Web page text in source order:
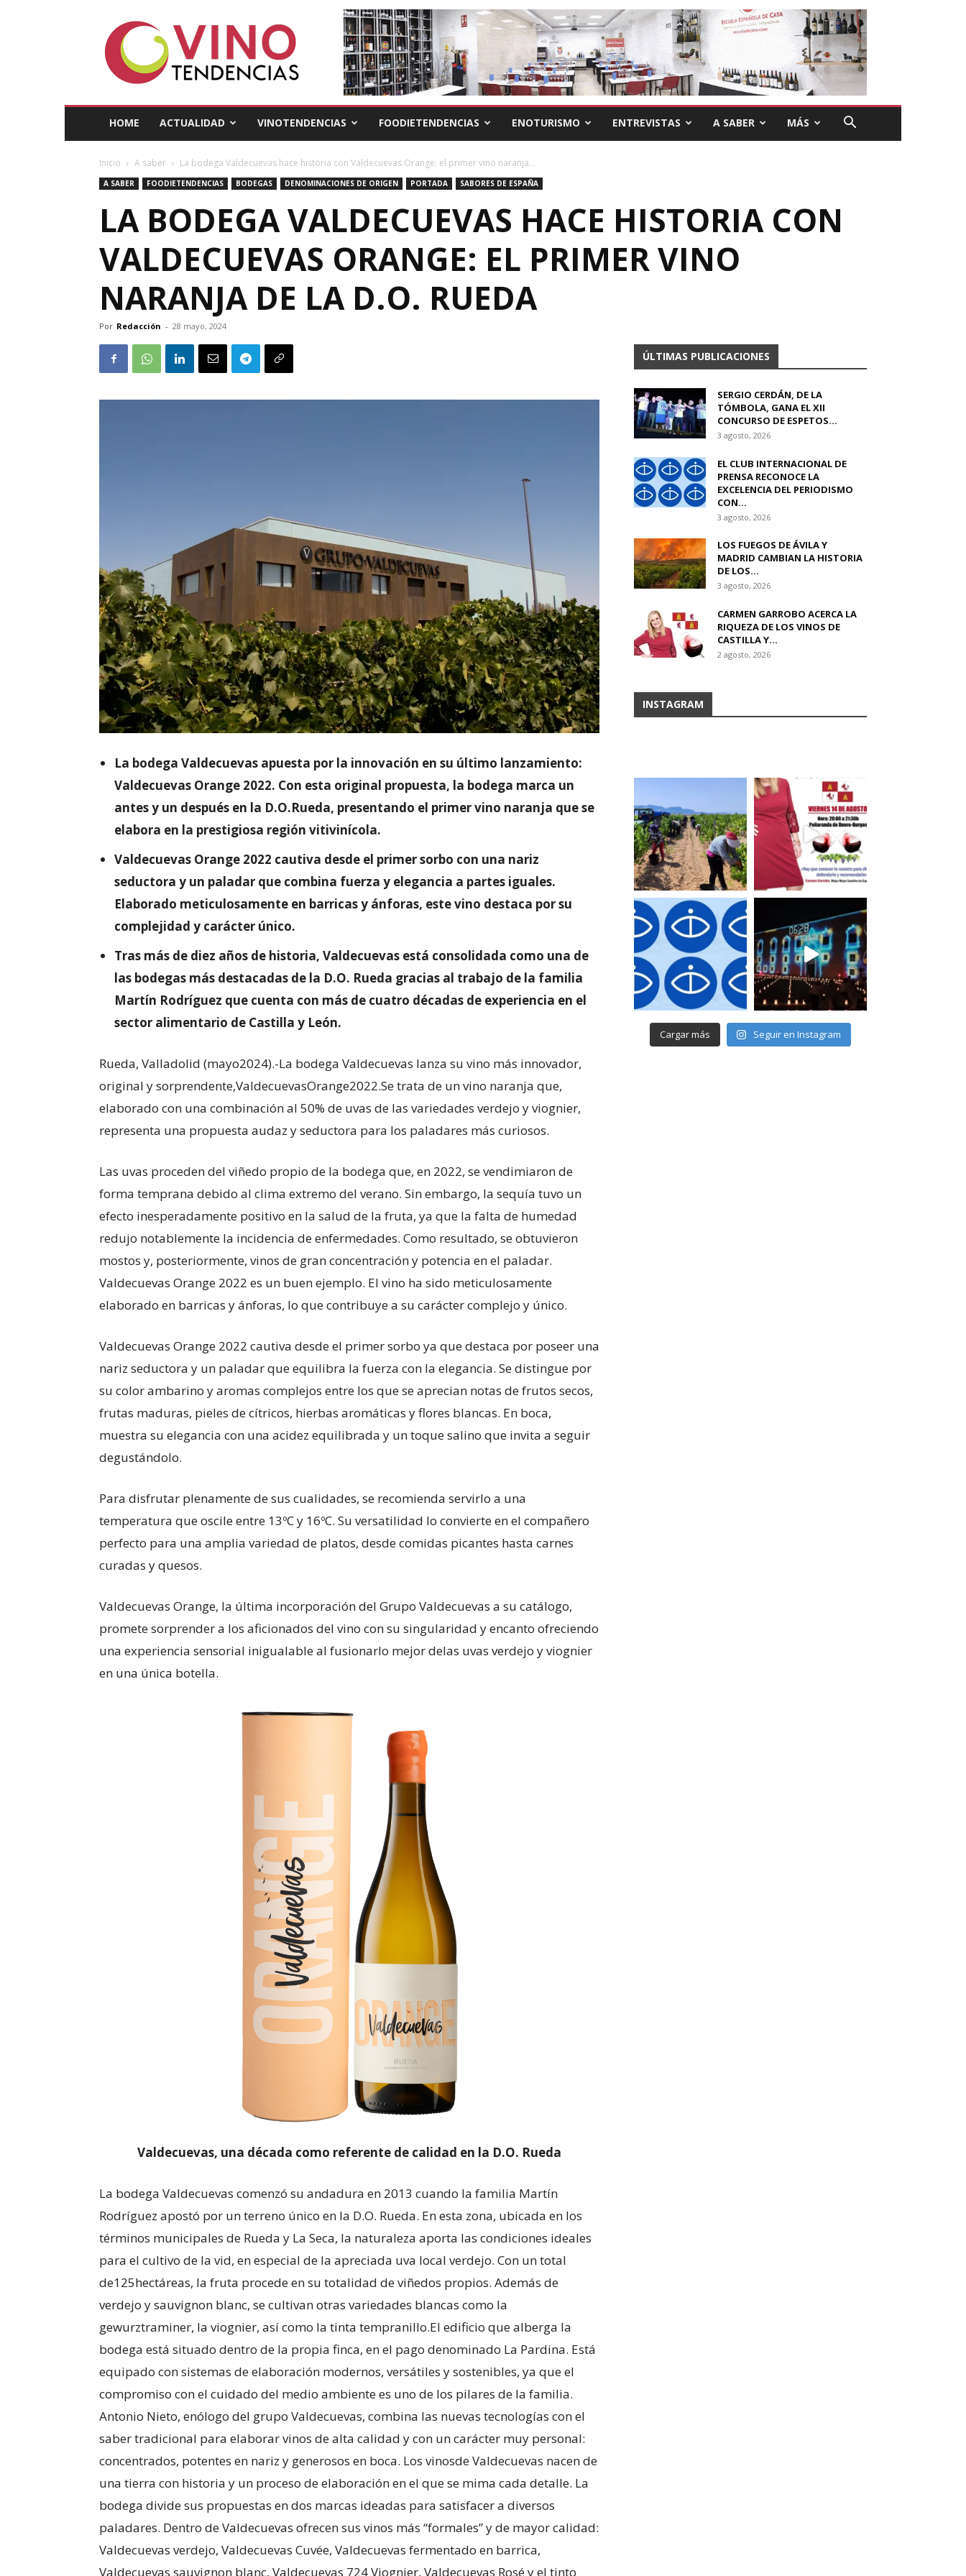
Vino
Tendencias
HOME ACTUALIDAD VINOTENDENCIAS FOODIETENDENCIAS ENOTURISMO ENTREVISTAS A SABER MÁS
Inicio A saber La bodega Valdecuevas hace historia con Valdecuevas Orange: el primer vino naranja...
A SABER FOODIETENDENCIAS BODEGAS DENOMINACIONES DE ORIGEN PORTADA SABORES DE ESPAÑA
LA BODEGA VALDECUEVAS HACE HISTORIA CON
VALDECUEVAS ORANGE: EL PRIMER VINO
NARANJA DE LA D.O. RUEDA
Por Redacción - 28 mayo, 2024
La bodega Valdecuevas apuesta por la innovación en su último lanzamiento:
Valdecuevas Orange 2022. Con esta original propuesta, la bodega marca un
antes y un después en la D.O.Rueda, presentando el primer vino naranja que se
elabora en la prestigiosa región vitivinícola.
Valdecuevas Orange 2022 cautiva desde el primer sorbo con una nariz
seductora y un paladar que combina fuerza y elegancia a partes iguales.
Elaborado meticulosamente en barricas y ánforas, este vino destaca por su
complejidad y carácter único.
Tras más de diez años de historia, Valdecuevas está consolidada como una de
las bodegas más destacadas de la D.O. Rueda gracias al trabajo de la familia
Martín Rodríguez que cuenta con más de cuatro décadas de experiencia en el
sector alimentario de Castilla y León.
Rueda, Valladolid (mayo2024).-La bodega Valdecuevas lanza su vino más innovador,
original y sorprendente,ValdecuevasOrange2022.Se trata de un vino naranja que,
elaborado con una combinación al 50% de uvas de las variedades verdejo y viognier,
representa una propuesta audaz y seductora para los paladares más curiosos.
Las uvas proceden del viñedo propio de la bodega que, en 2022, se vendimiaron de
forma temprana debido al clima extremo del verano. Sin embargo, la sequía tuvo un
efecto inesperadamente positivo en la salud de la fruta, ya que la falta de humedad
redujo notablemente la incidencia de enfermedades. Como resultado, se obtuvieron
mostos y, posteriormente, vinos de gran concentración y potencia en el paladar.
Valdecuevas Orange 2022 es un buen ejemplo. El vino ha sido meticulosamente
elaborado en barricas y ánforas, lo que contribuye a su carácter complejo y único.
Valdecuevas Orange 2022 cautiva desde el primer sorbo ya que destaca por poseer una
nariz seductora y un paladar que equilibra la fuerza con la elegancia. Se distingue por
su color ambarino y aromas complejos entre los que se aprecian notas de frutos secos,
frutas maduras, pieles de cítricos, hierbas aromáticas y flores blancas. En boca,
muestra su elegancia con una acidez equilibrada y un toque salino que invita a seguir
degustándolo.
Para disfrutar plenamente de sus cualidades, se recomienda servirlo a una
temperatura que oscile entre 13ºC y 16ºC. Su versatilidad lo convierte en el compañero
perfecto para una amplia variedad de platos, desde comidas picantes hasta carnes
curadas y quesos.
Valdecuevas Orange, la última incorporación del Grupo Valdecuevas a su catálogo,
promete sorprender a los aficionados del vino con su singularidad y encanto ofreciendo
una experiencia sensorial inigualable al fusionarlo mejor delas uvas verdejo y viognier
en una única botella.
Valdecuevas, una década como referente de calidad en la D.O. Rueda
La bodega Valdecuevas comenzó su andadura en 2013 cuando la familia Martín
Rodríguez apostó por un terreno único en la D.O. Rueda. En esta zona, ubicada en los
términos municipales de Rueda y La Seca, la naturaleza aporta las condiciones ideales
para el cultivo de la vid, en especial de la apreciada uva local verdejo. Con un total
de125hectáreas, la fruta procede en su totalidad de viñedos propios. Además de
verdejo y sauvignon blanc, se cultivan otras variedades blancas como la
gewurztraminer, la viognier, así como la tinta tempranillo.El edificio que alberga la
bodega está situado dentro de la propia finca, en el pago denominado La Pardina. Está
equipado con sistemas de elaboración modernos, versátiles y sostenibles, ya que el
compromiso con el cuidado del medio ambiente es uno de los pilares de la familia.
Antonio Nieto, enólogo del grupo Valdecuevas, combina las nuevas tecnologías con el
saber tradicional para elaborar vinos de alta calidad y con un carácter muy personal:
concentrados, potentes en nariz y generosos en boca. Los vinosde Valdecuevas nacen de
una tierra con historia y un proceso de elaboración en el que se mima cada detalle. La
bodega divide sus propuestas en dos marcas ideadas para satisfacer a diversos
paladares. Dentro de Valdecuevas ofrecen sus vinos más “formales” y de mayor calidad:
Valdecuevas verdejo, Valdecuevas Cuvée, Valdecuevas fermentado en barrica,
Valdecuevas sauvignon blanc, Valdecuevas 724 Viognier, Valdecuevas Rosé y el tinto
ÚLTIMAS PUBLICACIONES
SERGIO CERDÁN, DE LA
TÓMBOLA, GANA EL XII
CONCURSO DE ESPETOS...
3 agosto, 2026
EL CLUB INTERNACIONAL DE
PRENSA RECONOCE LA
EXCELENCIA DEL PERIODISMO
CON...
3 agosto, 2026
LOS FUEGOS DE ÁVILA Y
MADRID CAMBIAN LA HISTORIA
DE LOS...
3 agosto, 2026
CARMEN GARROBO ACERCA LA
RIQUEZA DE LOS VINOS DE
CASTILLA Y...
2 agosto, 2026
INSTAGRAM
Cargar más Seguir en Instagram